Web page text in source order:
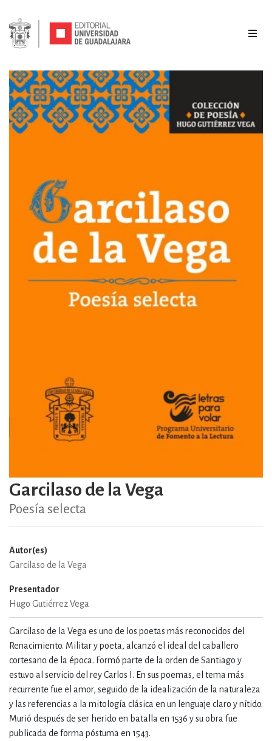
Garcilaso de la Vega
Poesía selecta
Autor(es)
Garcilaso de la Vega
Presentador
Hugo Gutiérrez Vega
Garcilaso de la Vega es uno de los poetas más reconocidos del
Renacimiento. Militar y poeta, alcanzó el ideal del caballero
cortesano de la época. Formó parte de la orden de Santiago y
estuvo al servicio del rey Carlos I. En sus poemas, el tema más
recurrente fue el amor, seguido de la idealización de la naturaleza
y las referencias a la mitología clásica en un lenguaje claro y nítido.
Murió después de ser herido en batalla en 1536 y su obra fue
publicada de forma póstuma en 1543.